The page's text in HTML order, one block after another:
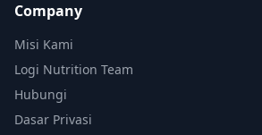
Company
Misi Kami
Logi Nutrition Team
Hubungi
Dasar Privasi